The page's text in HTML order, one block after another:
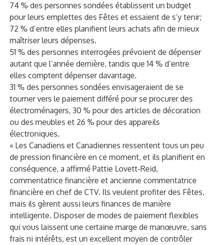
74 % des personnes sondées établissent un budget
pour leurs emplettes des Fêtes et essaient de s’y tenir;
72 % d’entre elles planifient leurs achats afin de mieux
maîtriser leurs dépenses.
51 % des personnes interrogées prévoient de dépenser
autant que l’année dernière, tandis que 14 % d’entre
elles comptent dépenser davantage.
31 % des personnes sondées envisageraient de se
tourner vers le paiement différé pour se procurer des
électroménagers, 30 % pour des articles de décoration
ou des meubles et 26 % pour des appareils
électroniques.
« Les Canadiens et Canadiennes ressentent tous un peu
de pression financière en ce moment, et ils planifient en
conséquence, a affirmé Pattie Lovett-Reid,
commentatrice financière et ancienne commentatrice
financière en chef de CTV. Ils veulent profiter des Fêtes,
mais ils gèrent aussi leurs finances de manière
intelligente. Disposer de modes de paiement flexibles
qui vous laissent une certaine marge de manœuvre, sans
frais ni intérêts, est un excellent moyen de contrôler